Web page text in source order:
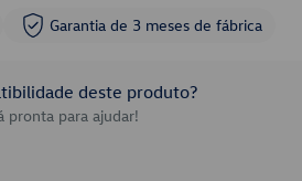
Garantia de 3 meses de fábrica
deste produto?
pronta para ajudar!